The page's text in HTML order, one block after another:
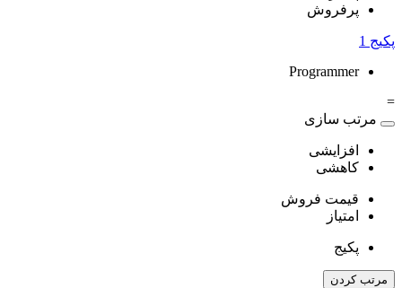
پرفروش
پکیج 1
Programmer
=
مرتب سازی
افزایشی
کاهشی
قیمت فروش
امتیاز
پکیج
مرتب کردن